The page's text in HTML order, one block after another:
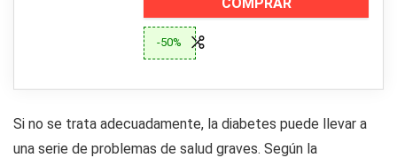
-50%
Si no se trata adecuadamente, la diabetes puede llevar a
una serie de problemas de salud graves. Según la